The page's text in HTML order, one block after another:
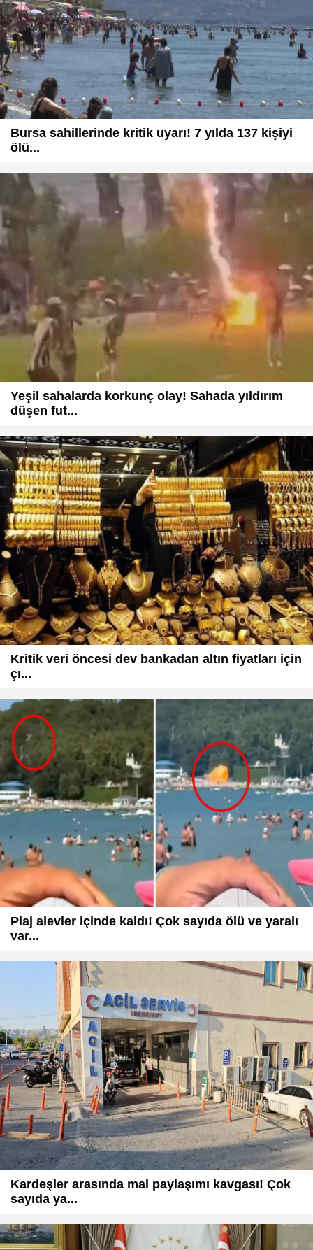
Bursa sahillerinde kritik uyarı! 7 yılda 137 kişiyi
ölü...
Yeşil sahalarda korkunç olay! Sahada yıldırım
düşen fut...
Kritik veri öncesi dev bankadan altın fiyatları için
çı...
Plaj alevler içinde kaldı! Çok sayıda ölü ve yaralı
var...
Kardeşler arasında mal paylaşımı kavgası! Çok
sayıda ya...